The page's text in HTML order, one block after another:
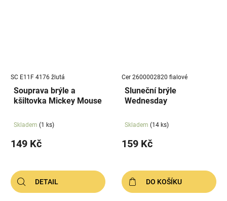
SC E11F 4176 žlutá
Souprava brýle a
kšiltovka Mickey Mouse
Skladem (1 ks)
149 Kč
DETAIL
Cer 2600002820 fialové
Sluneční brýle
Wednesday
Skladem (14 ks)
159 Kč
DO KOŠÍKU